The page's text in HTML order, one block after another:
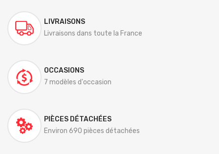
LIVRAISONS
Livraisons dans toute la France
OCCASIONS
7 modèles d'occasion
PIÈCES DÉTACHÉES
Environ 690 pièces détachées